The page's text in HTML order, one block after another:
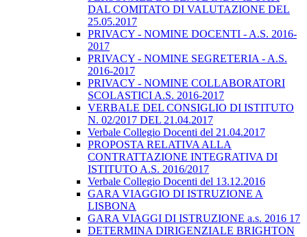
DAL COMITATO DI VALUTAZIONE DEL
25.05.2017
PRIVACY - NOMINE DOCENTI - A.S. 2016-
2017
PRIVACY - NOMINE SEGRETERIA - A.S.
2016-2017
PRIVACY - NOMINE COLLABORATORI
SCOLASTICI A.S. 2016-2017
VERBALE DEL CONSIGLIO DI ISTITUTO
N. 02/2017 DEL 21.04.2017
Verbale Collegio Docenti del 21.04.2017
PROPOSTA RELATIVA ALLA
CONTRATTAZIONE INTEGRATIVA DI
ISTITUTO A.S. 2016/2017
Verbale Collegio Docenti del 13.12.2016
GARA VIAGGIO DI ISTRUZIONE A
LISBONA
GARA VIAGGI DI ISTRUZIONE a.s. 2016 17
DETERMINA DIRIGENZIALE BRIGHTON